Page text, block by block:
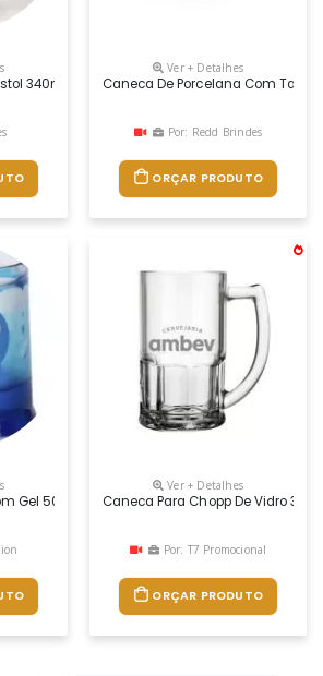
340ml
Ver + Detalhes
Caneca De Porcelana Com
Por: Redd Brindes
ORÇAR PRODUTO
Gel 500ml, Material: Pp, Tamanho: Altura -
Ver + Detalhes
Caneca Para Chopp De Vidro
Por: T7 Promocional
ORÇAR PRODUTO